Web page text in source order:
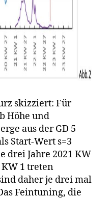
skizziert: Für
Höhe und
aus der GD 5
Start-Wert s=3
drei Jahre 2021 KW
KW 1 treten
daher je drei mal
Feintuning, die